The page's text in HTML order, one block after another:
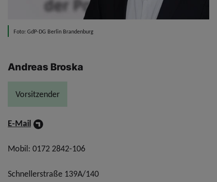
Foto: GdP-DG Berlin Brandenburg
Andreas Broska
Vorsitzender
E-Mail
Mobil: 0172 2842-106
Schnellerstraße 139A/140